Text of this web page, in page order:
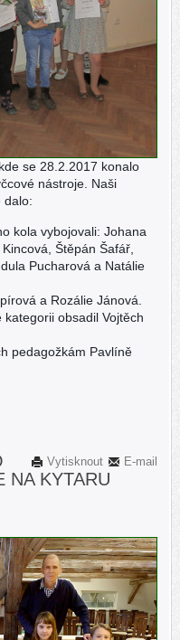
se 28.2.2017 konalo
nástroje. Naši
dalo:
kola vybojovali: Johana
Štěpán Šafář,
Pucharová a Natálie
a Rozálie Jánová.
obsadil Vojtěch
pedagožkám Pavlíně
E-mail
Vytisknout
NA KYTARU